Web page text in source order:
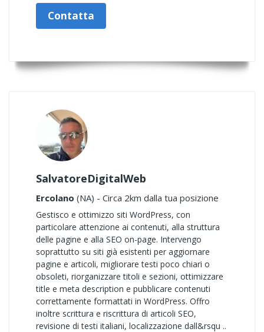
Contatta
SalvatoreDigitalWeb
Ercolano (NA) - Circa 2km dalla tua posizione
Gestisco e ottimizzo siti WordPress, con
particolare attenzione ai contenuti, alla struttura
delle pagine e alla SEO on-page. Intervengo
soprattutto su siti già esistenti per aggiornare
pagine e articoli, migliorare testi poco chiari o
obsoleti, riorganizzare titoli e sezioni, ottimizzare
title e meta description e pubblicare contenuti
correttamente formattati in WordPress. Offro
inoltre scrittura e riscrittura di articoli SEO,
revisione di testi italiani, localizzazione dall&rsqu ..